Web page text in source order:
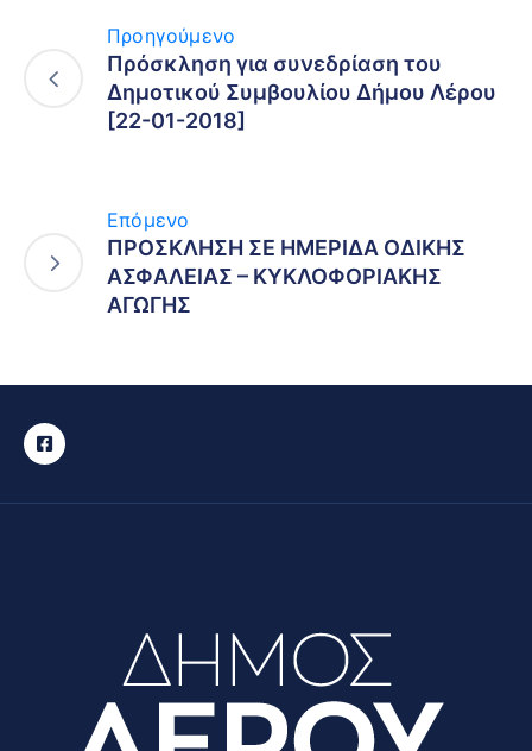
Προηγούμενο
Πρόσκληση για συνεδρίαση του
Δημοτικού Συμβουλίου Δήμου Λέρου
[22-01-2018]
Επόμενο
ΠΡΟΣΚΛΗΣΗ ΣΕ ΗΜΕΡΙΔΑ ΟΔΙΚΗΣ
ΑΣΦΑΛΕΙΑΣ – ΚΥΚΛΟΦΟΡΙΑΚΗΣ
ΑΓΩΓΗΣ